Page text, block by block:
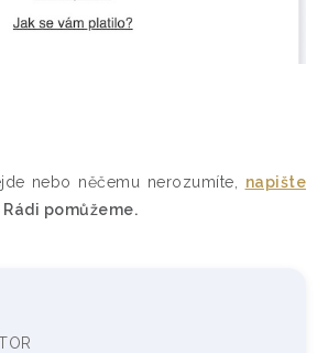
nebo něčemu nerozumíte, napište
Rádi pomůžeme.